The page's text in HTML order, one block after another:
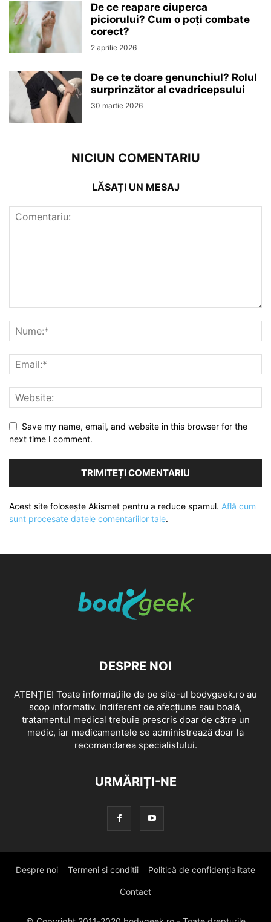
De ce reapare ciuperca
piciorului? Cum o poți combate
corect?
2 aprilie 2026
De ce te doare genunchiul? Rolul
surprinzător al cvadricepsului
30 martie 2026
NICIUN COMENTARIU
LĂSAȚI UN MESAJ
Save my name, email, and website in this browser for the
next time I comment.
Acest site folosește Akismet pentru a reduce spamul. Află cum
sunt procesate datele comentariilor tale.
DESPRE NOI
ATENȚIE! Toate informațiile de pe site-ul bodygeek.ro au
scop informativ. Indiferent de afecțiune sau boală,
tratamentul medical trebuie prescris doar de către un
medic, iar medicamentele se administrează doar la
recomandarea specialistului.
URMĂRIȚI-NE
Despre noi Termeni si conditii Politică de confidențialitate
Contact